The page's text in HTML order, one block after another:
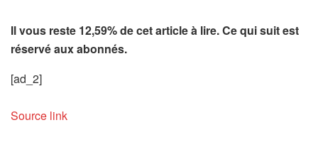
Il vous reste 12,59% de cet article à lire. Ce qui suit est
réservé aux abonnés.
[ad_2]
Source link